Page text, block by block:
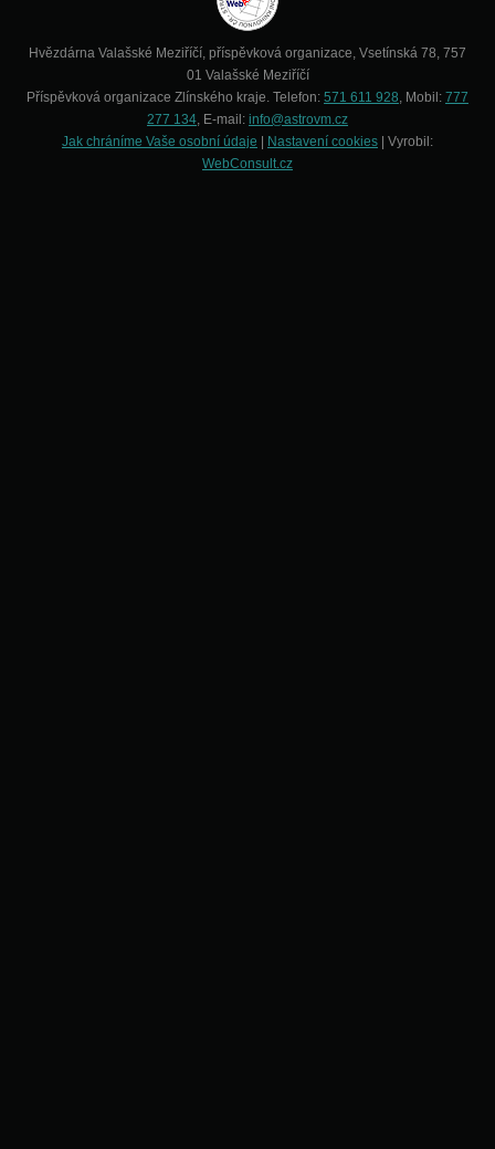
Hvězdárna Valašské Meziříčí, příspěvková organizace, Vsetínská 78, 757
01 Valašské Meziříčí
Příspěvková organizace Zlínského kraje. Telefon: 571 611 928, Mobil: 777
277 134, E-mail: info@astrovm.cz
Jak chráníme Vaše osobní údaje | Nastavení cookies | Vyrobil:
WebConsult.cz